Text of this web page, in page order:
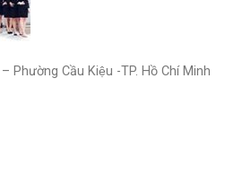
Phường Cầu Kiệu -TP. Hồ Chí Minh